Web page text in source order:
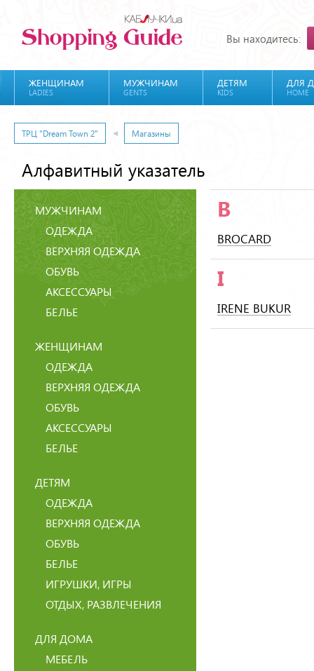
Вы находитесь:
ЖЕНЩИНАМ
LADIES
МУЖЧИНАМ
GENTS
ДЕТЯМ
KIDS
ДЛЯ
HOME
ТРЦ "Dream Town 2" Магазины
Алфавитный указатель
МУЖЧИНАМ
ОДЕЖДА
ВЕРХНЯЯ ОДЕЖДА
ОБУВЬ
АКСЕССУАРЫ
БЕЛЬЕ
ЖЕНЩИНАМ
ОДЕЖДА
ВЕРХНЯЯ ОДЕЖДА
ОБУВЬ
АКСЕССУАРЫ
БЕЛЬЕ
ДЕТЯМ
ОДЕЖДА
ВЕРХНЯЯ ОДЕЖДА
ОБУВЬ
БЕЛЬЕ
ИГРУШКИ, ИГРЫ
ОТДЫХ, РАЗВЛЕЧЕНИЯ
ДЛЯ ДОМА
МЕБЕЛЬ
B
BROCARD
I
IRENE BUKUR